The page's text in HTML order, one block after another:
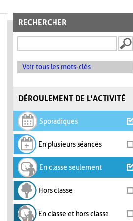
RECHERCHER
Voir tous les mots-clés
DÉROULEMENT DE L'ACTIVITÉ
Sporadiques
En plusieurs séances
En classe seulement
Hors classe
En classe et hors classe